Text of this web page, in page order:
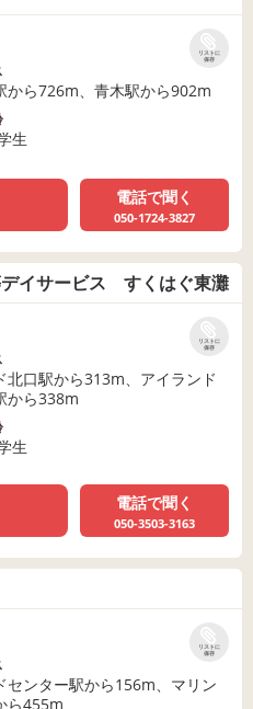
リストに
保存
から726m、青木駅から902m
生
電話で聞く
050-1724-3827
イサービス すくはぐ東灘
リストに
保存
北口駅から313m、アイランド
から338m
生
電話で聞く
050-3503-3163
リストに
保存
センター駅から156m、マリン
ら455m